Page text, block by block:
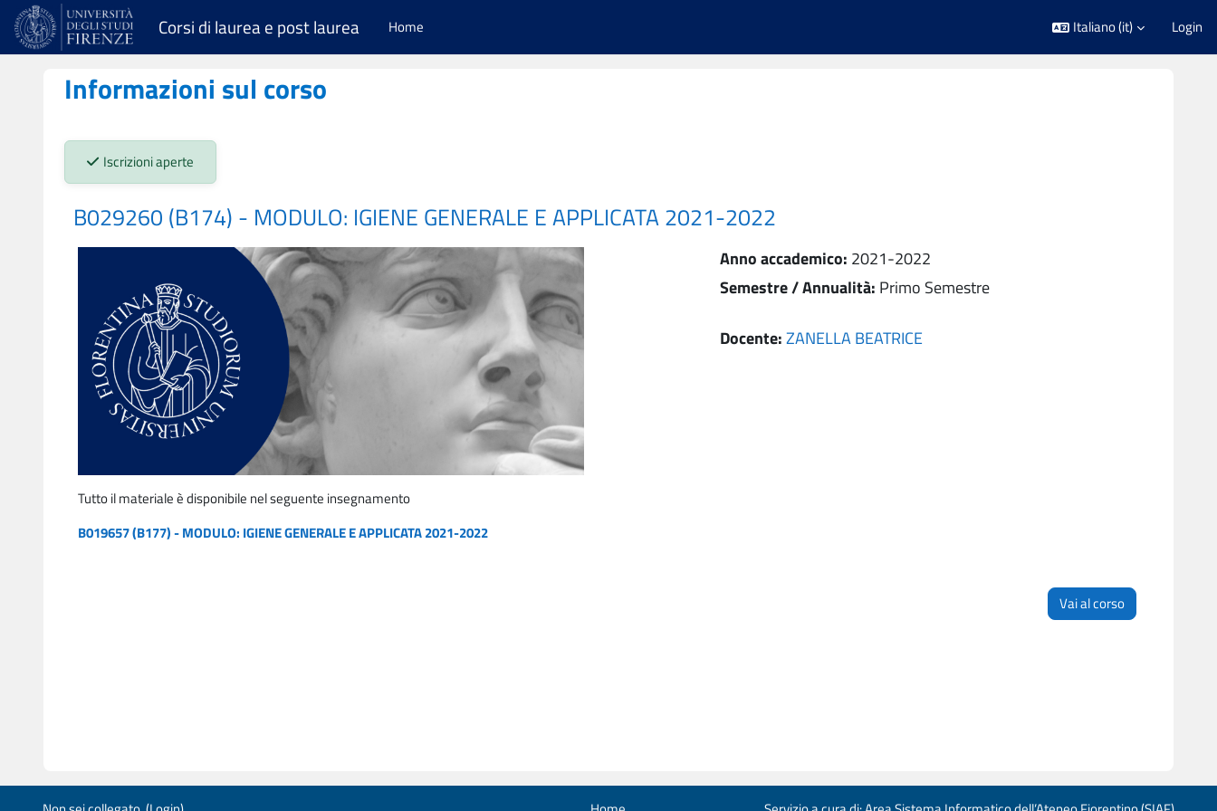
Vai al contenuto principale
Corsi di laurea e post laurea Home Italiano ‎(it)‎ Login
Informazioni sul corso
Stato iscrizioni:
Iscrizioni aperte
B029260 (B174) - MODULO: IGIENE GENERALE E APPLICATA 2021-2022
Tutto il materiale è disponibile nel seguente insegnamento
B019657 (B177) - MODULO: IGIENE GENERALE E APPLICATA 2021-2022
Anno accademico: 2021-2022
Semestre / Annualità: Primo Semestre
Docente:ZANELLA BEATRICE
Vai al corso